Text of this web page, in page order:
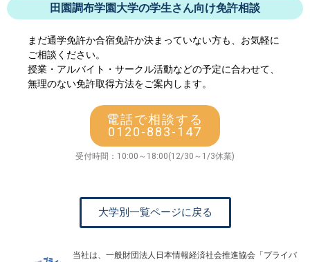
田園調布学園大学の学生さん向け免許相談
まだ通学免許か合宿免許か決まっていない方も、お気軽に
ご相談ください。
授業・アルバイト・サークル活動などの予定に合わせて、
無理のない免許取得方法をご案内します。
電話で相談する
0120-883-147
受付時間：10:00～18:00(12/30～1/3休業)
大学別一覧ページに戻る
当社は、一般財団法人日本情報経済社会推進協会「プライバ